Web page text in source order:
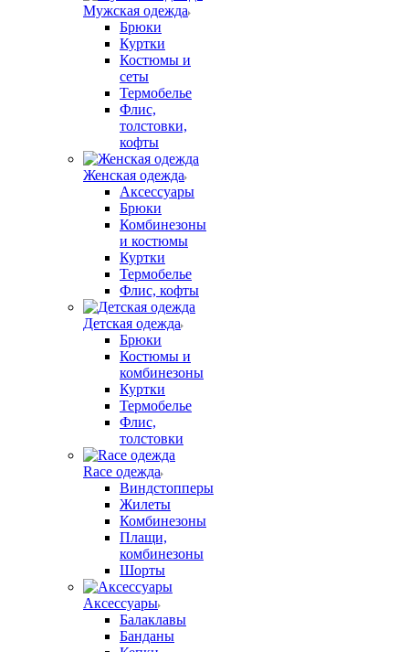
Мужская одежда
Брюки
Куртки
Костюмы и
сеты
Термобелье
Флис,
толстовки,
кофты
Женская одежда
Аксессуары
Брюки
Комбинезоны
и костюмы
Куртки
Термобелье
Флис, кофты
Детская одежда
Брюки
Костюмы и
комбинезоны
Куртки
Термобелье
Флис,
толстовки
Race одежда
Виндстопперы
Жилеты
Комбинезоны
Плащи,
комбинезоны
Шорты
Аксессуары
Балаклавы
Банданы